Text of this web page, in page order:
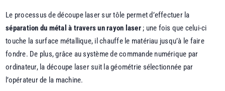
Le processus de découpe laser sur tôle permet d’effectuer la
séparation du métal à travers un rayon laser ; une fois que celui-ci
touche la surface métallique, il chauffe le matériau jusqu’à le faire
fondre. De plus, grâce au système de commande numérique par
ordinateur, la découpe laser suit la géométrie sélectionnée par
l’opérateur de la machine.